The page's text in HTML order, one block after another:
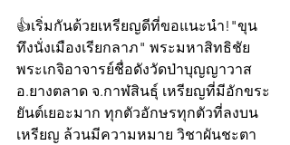
👍เริ่มกันด้วยเหรียญดีที่ขอแนะนำ!"ขุน
ทึงนั่งเมืองเรียกลาภ" พระมหาสิทธิชัย
พระเกจิอาจารย์ชื่อดังวัดป่าบุญญาวาส
อ.ยางตลาด จ.กาฬสินธุ์ เหรียญที่มีอักขระ
ยันต์เยอะมาก ทุกตัวอักษรทุกตัวที่ลงบน
เหรียญ ล้วนมีความหมาย วิชาผันชะตา